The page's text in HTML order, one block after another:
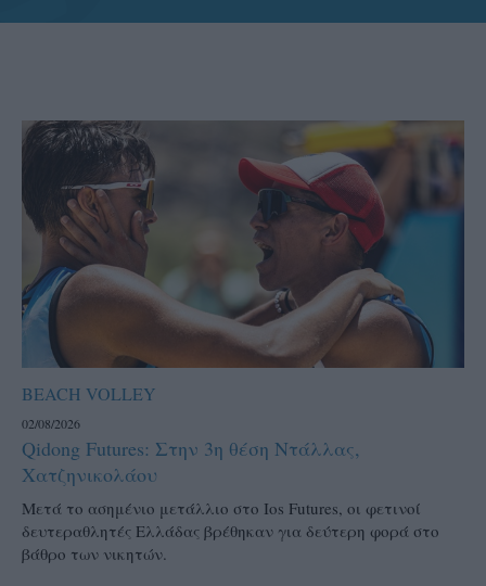
BEACH VOLLEY
02/08/2026
Qidong Futures: Στην 3η θέση Ντάλλας,
Χατζηνικολάου
Μετά το ασημένιο μετάλλιο στο Ios Futures, οι φετινοί
δευτεραθλητές Ελλάδας βρέθηκαν για δεύτερη φορά στο
βάθρο των νικητών.